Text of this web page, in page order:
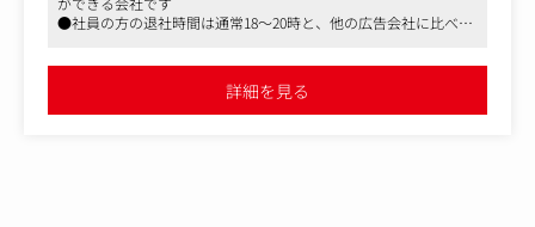
＜具体的には＞
・広告枠の確保・料金設定
・クライアントへのヒアリング
・媒体サイドとの交渉・やり取り
●社員の方の退社時間は通常18～20時と、他の広告会社に比べ、
支給。有給の消化率も高いです
●女性も長く就業できる環境です。男女比は4：1。産休・育休は
もちろん、復職しての勤務ができる体制も整っています
詳細を見る